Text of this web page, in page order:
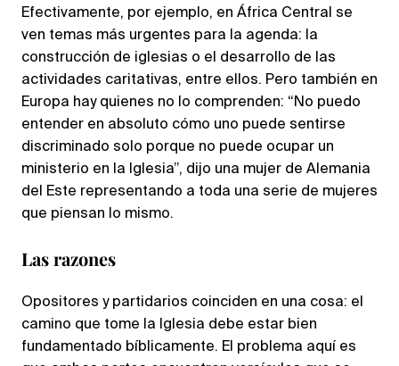
Efectivamente, por ejemplo, en África Central se
ven temas más urgentes para la agenda: la
construcción de iglesias o el desarrollo de las
actividades caritativas, entre ellos. Pero también en
Europa hay quienes no lo comprenden: “No puedo
entender en absoluto cómo uno puede sentirse
discriminado solo porque no puede ocupar un
ministerio en la Iglesia”, dijo una mujer de Alemania
del Este representando a toda una serie de mujeres
que piensan lo mismo.
Las razones
Opositores y partidarios coinciden en una cosa: el
camino que tome la Iglesia debe estar bien
fundamentado bíblicamente. El problema aquí es